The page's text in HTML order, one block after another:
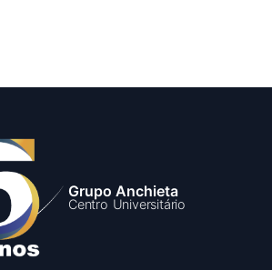
Grupo Anchieta
Centro Universitário